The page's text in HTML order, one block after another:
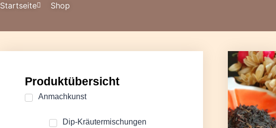
Startseite Shop
Produktübersicht
Anmachkunst
Dip-Kräutermischungen